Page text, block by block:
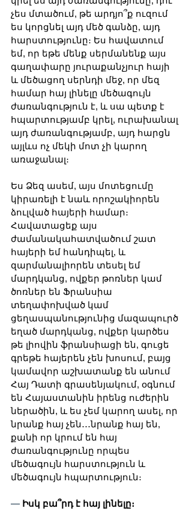
չես մտածում, թե արդյո՞ք ուզում
ես կորցնել այդ մեծ գանձը, այդ
հարստությունը։ Ես հավատում
եմ, որ եթե մենք սերմանենք այս
գաղափարը յուրաքանչյուր հայի
և մեծացող սերնդի մեջ, որ մեզ
համար հայ լինելը մեծագույն
ժառանգություն է, և սա պետք է
հպարտությամբ կրել, ուրախանալ
այդ ժառանգությամբ, այդ հարցն
այլևս ոչ մեկի մոտ չի կարող
առաջանալ։
Ես Ձեզ ասեմ, այս մոտեցումը
կիրառելի է նաև որոշակիորեն
ձուլված հայերի համար։
Հավատացեք այս
ժամանակահատվածում շատ
հայերի եմ հանդիպել, և
զարմանալիորեն տեսել եմ
մարդկանց, ովքեր թոռներ կամ
ծոռներ են Ֆրանսիա
տեղափոխված կամ
ցեղասպանությունից մազապուրծ
եղած մարդկանց, ովքեր կարծես
թե լիովին ֆրանսիացի են, գուցե
գրեթե հայերեն չեն խոսում, բայց
կամավոր աշխատանք են անում
Հայ Դատի գրասենյակում, օգնում
են Հայաստանին իրենց ուժերին
ներածին, և ես չեմ կարող ասել, որ
նրանք հայ չեն․․․նրանք հայ են,
քանի որ կրում են հայ
ժառանգությունը որպես
մեծագույն հարստություն և
մեծագույն հպարտություն։
— Իսկ բա՞րդ է հայ լինելը։